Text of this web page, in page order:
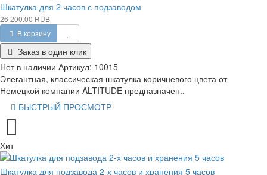
Шкатулка для 2 часов с подзаводом
26 200.00 RUB
В корзину
Заказ в один клик
Нет в наличии Артикул: 10015
Элегантная, классическая шкатулка коричневого цвета от
Немецкой компании ALTITUDE предназначен..
БЫСТРЫЙ ПРОСМОТР
Хит
Шкатулка для подзавода 2-х часов и хранения 5 часов